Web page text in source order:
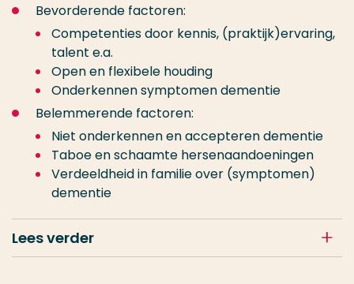
Bevorderende factoren:
Competenties door kennis, (praktijk)ervaring,
talent e.a.
Open en flexibele houding
Onderkennen symptomen dementie
Belemmerende factoren:
Niet onderkennen en accepteren dementie
Taboe en schaamte hersenaandoeningen
Verdeeldheid in familie over (symptomen)
dementie
Lees verder